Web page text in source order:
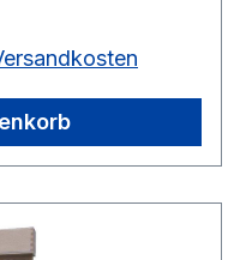
einzusteckenden
Kugeln, 180